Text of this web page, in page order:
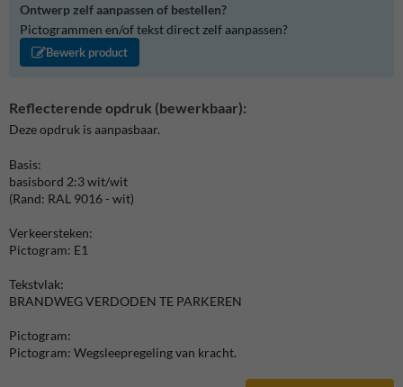
Ontwerp zelf aanpassen of bestellen?
Pictogrammen en/of tekst direct zelf aanpassen?
Bewerk product
Reflecterende opdruk (bewerkbaar):
Deze opdruk is aanpasbaar.
Basis:
basisbord 2:3 wit/wit
(Rand: RAL 9016 - wit)
Verkeersteken:
Pictogram: E1
Tekstvlak:
BRANDWEG VERDODEN TE PARKEREN
Pictogram:
Pictogram: Wegsleepregeling van kracht.